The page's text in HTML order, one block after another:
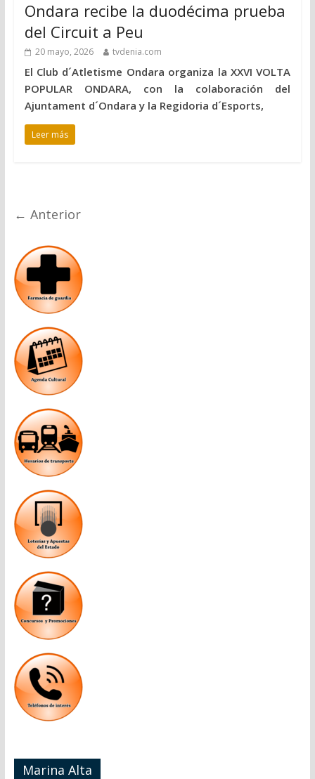
Ondara recibe la duodécima prueba
del Circuit a Peu
20 mayo, 2026 tvdenia.com
El Club d´Atletisme Ondara organiza la XXVI VOLTA
POPULAR ONDARA, con la colaboración del
Ajuntament d´Ondara y la Regidoria d´Esports,
Leer más
← Anterior
Marina Alta